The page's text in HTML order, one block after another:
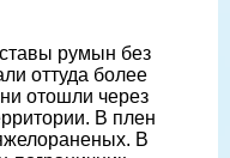
румын без
оттуда более
отошли через
В плен
В